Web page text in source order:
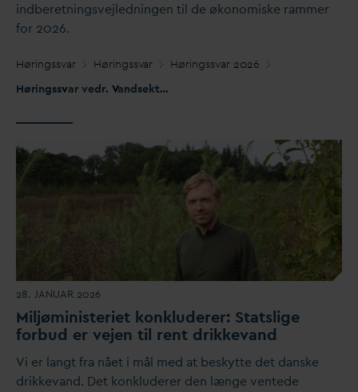
indberetningsvejledningen til de økonomiske rammer
for 2026.
Høringssvar Høringssvar Høringssvar 2026
Høringssvar vedr. Vandsektortilsynets vejledningsmateriale 2026
28. JANUAR 2026
Miljøministeriet konkluderer: Statslige
forbud er vejen til rent drikkevand
Vi er langt fra nået i mål med at beskytte det danske
drikkevand. Det konkluderer den længe ventede